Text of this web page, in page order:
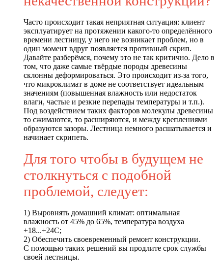
Часто происходит такая неприятная ситуация: клиент
эксплуатирует на протяжении какого-то определённого
времени лестницу, у него не возникает проблем, но в
один момент вдруг появляется противный скрип.
Давайте разберёмся, почему это не так критично. Дело в
том, что даже самые твёрдые породы древесины
склонны деформироваться. Это происходит из-за того,
что микроклимат в доме не соответствует идеальным
значениям (повышенная влажность или недостаток
влаги, частые и резкие перепады температуры и т.п.).
Под воздействием таких факторов молекулы древесины
то сжимаются, то расширяются, и между креплениями
образуются зазоры. Лестница немного расшатывается и
начинает скрипеть.
Для того чтобы в будущем не
столкнуться с подобной
проблемой, следует:
1) Выровнять домашний климат: оптимальная
влажность от 45% до 65%, температура воздуха
+18...+24C;
2) Обеспечить своевременный ремонт конструкции.
С помощью таких решений вы продлите срок службы
своей лестницы.